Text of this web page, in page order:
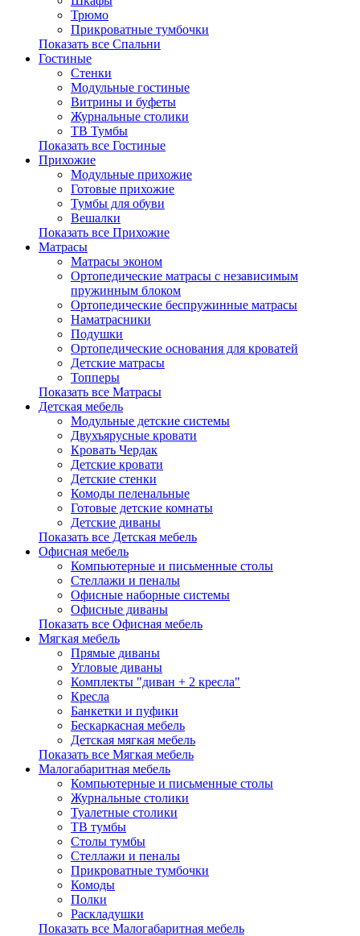
Трюмо
Прикроватные тумбочки
Показать все Спальни
Гостиные
Стенки
Модульные гостиные
Витрины и буфеты
Журнальные столики
ТВ Тумбы
Показать все Гостиные
Прихожие
Модульные прихожие
Готовые прихожие
Тумбы для обуви
Вешалки
Показать все Прихожие
Матрасы
Матрасы эконом
Ортопедические матрасы с независимым
пружинным блоком
Ортопедические беспружинные матрасы
Наматрасники
Подушки
Ортопедические основания для кроватей
Детские матрасы
Топперы
Показать все Матрасы
Детская мебель
Модульные детские системы
Двухъярусные кровати
Кровать Чердак
Детские кровати
Детские стенки
Комоды пеленальные
Готовые детские комнаты
Детские диваны
Показать все Детская мебель
Офисная мебель
Компьютерные и письменные столы
Стеллажи и пеналы
Офисные наборные системы
Офисные диваны
Показать все Офисная мебель
Мягкая мебель
Прямые диваны
Угловые диваны
Комплекты "диван + 2 кресла"
Кресла
Банкетки и пуфики
Бескаркасная мебель
Детская мягкая мебель
Показать все Мягкая мебель
Малогабаритная мебель
Компьютерные и письменные столы
Журнальные столики
Туалетные столики
ТВ тумбы
Столы тумбы
Стеллажи и пеналы
Прикроватные тумбочки
Комоды
Полки
Раскладушки
Показать все Малогабаритная мебель